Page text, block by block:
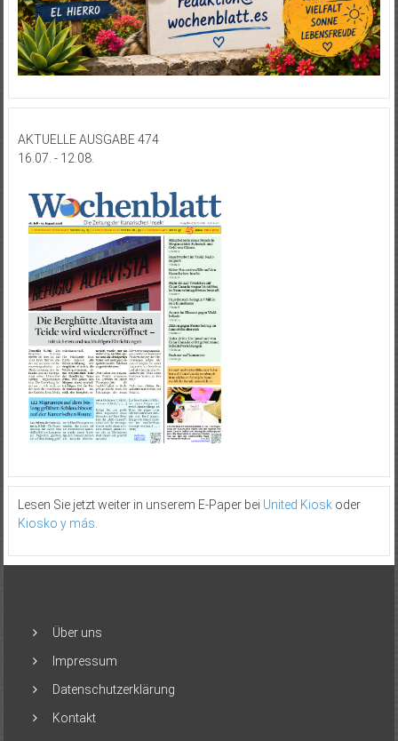
AKTUELLE AUSGABE 474
16.07. - 12.08.
Lesen Sie jetzt weiter in unserem E-Paper bei United Kioskoder
Kiosko y más.
Über uns
Impressum
Datenschutzerklärung
Kontakt